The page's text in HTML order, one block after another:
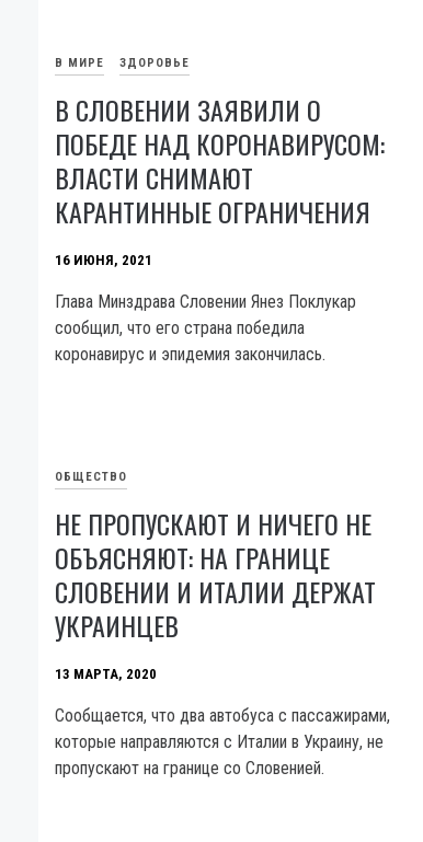
В МИРЕ ЗДОРОВЬЕ
В СЛОВЕНИИ ЗАЯВИЛИ О
ПОБЕДЕ НАД КОРОНАВИРУСОМ:
ВЛАСТИ СНИМАЮТ
КАРАНТИННЫЕ ОГРАНИЧЕНИЯ
16 ИЮНЯ, 2021
Глава Минздрава Словении Янез Поклукар
сообщил, что его страна победила
коронавирус и эпидемия закончилась.
ОБЩЕСТВО
НЕ ПРОПУСКАЮТ И НИЧЕГО НЕ
ОБЪЯСНЯЮТ: НА ГРАНИЦЕ
СЛОВЕНИИ И ИТАЛИИ ДЕРЖАТ
УКРАИНЦЕВ
13 МАРТА, 2020
Сообщается, что два автобуса с пассажирами,
которые направляются с Италии в Украину, не
пропускают на границе со Словенией.